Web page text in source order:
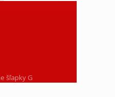
šľapky G